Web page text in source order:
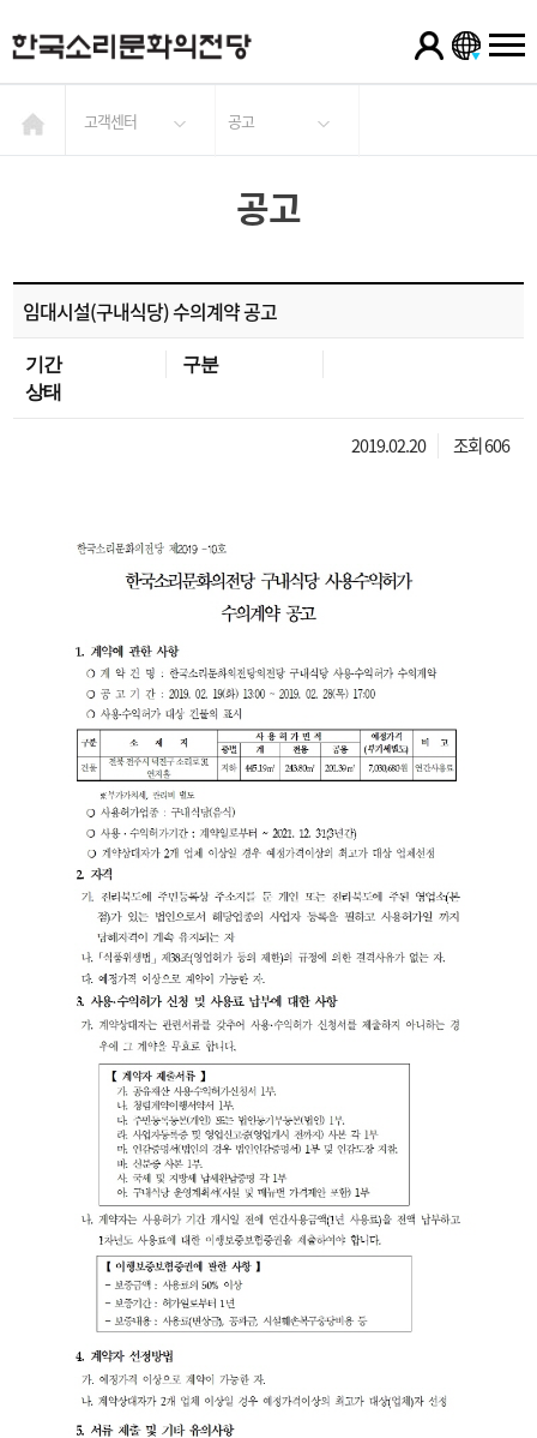
고객센터 공고
공고
임대시설(구내식당) 수의계약 공고
기간
구분
상태
2019.02.20 조회 606